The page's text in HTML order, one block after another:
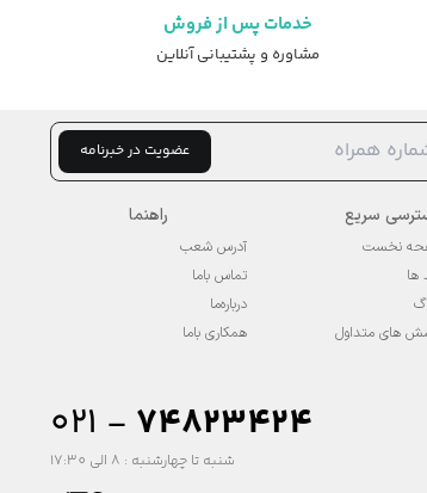
خدمات پس از فروش
مشاوره و پشتیبانی آنلاین
عضویت در خبرنامه
سریع
نخست
ها
های متداول
راهنما
آدرس شعب
تماس باما
درباره‌ما
همکاری باما
۰۲۱ - 74823424
شنبه تا چهارشنبه : 8 الی 17:30